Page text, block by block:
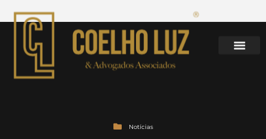
Notícias